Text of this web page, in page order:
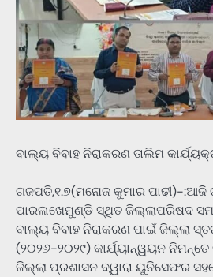
ବାଲ୍ୟ ବିବାହ ନିରାକରଣ ତାଲିମ
ଗଜପତି,୧.୭(ମନୋଜ କୁମାର ପାଢୀ)-
ପାରଳାଖେମୁଣ୍ଡି ସ୍ଥିତ ଜିଲ୍ଲାପରିଷଦ
ବାଲ୍ୟ ବିବାହ ନିରାକରଣ ପାଇଁ ଜିଲ୍ଲା
(୨୦୨୬-୨୦୨୯) କାର୍ଯ୍ୟାନ୍ୱୟନ
ଜିଲ୍ଲା ପ୍ରଶାସନ ଦ୍ୱାରା ୟୁନିସେଫର